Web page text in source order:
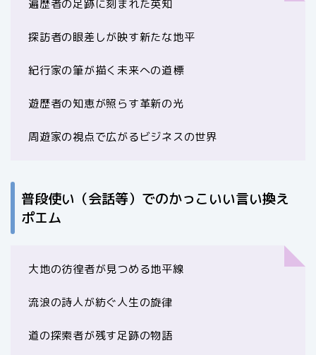
遍歴者の足跡に刻まれた英知
探訪者の眼差しが映す新たな地平
紀行家の筆が描く未来への道標
遊歴者の知恵が照らす革新の光
周遊家の視点で広がるビジネスの世界
普段使い（会話等）でのかっこいい言い換え
ポエム
大地の彷徨者が見つめる地平線
流浪の詩人が紡ぐ人生の旋律
道の探索者が残す足跡の物語